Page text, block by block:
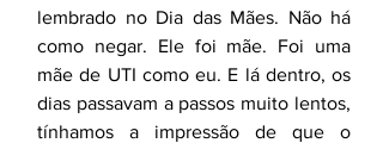
lembrado no Dia das Mães. Não há
como negar. Ele foi mãe. Foi uma
mãe de UTI como eu. E lá dentro, os
dias passavam a passos muito lentos,
tínhamos a impressão de que o